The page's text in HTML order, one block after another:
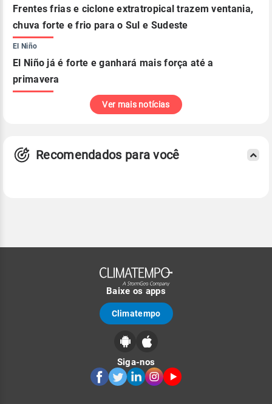
Frentes frias e ciclone extratropical trazem ventania,
chuva forte e frio para o Sul e Sudeste
El Niño
El Niño já é forte e ganhará mais força até a
primavera
Ver mais notícias
Recomendados para você
Baixe os apps
Climatempo
Siga-nos